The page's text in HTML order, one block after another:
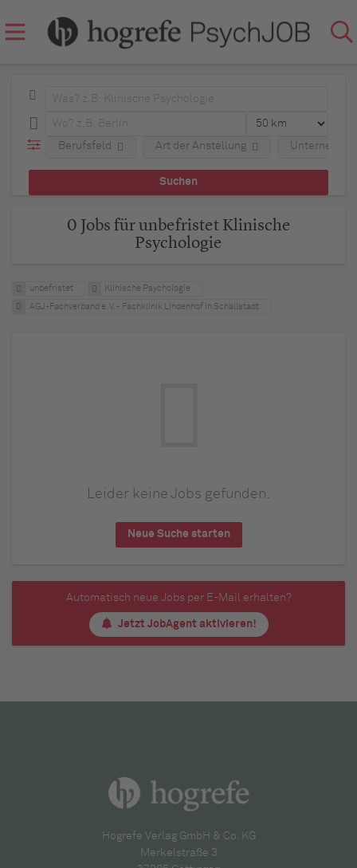
Berufsfeld Art der Anstellung
0 Jobs für unbefristet Klinische
Psychologie
unbefristet Klinische Psychologie
AGJ-Fachverband e. V. - Fachklinik Lindenhof in Schallstadt
Leider keine Jobs gefunden.
Neue Suche starten
Automatisch neue Jobs per E-Mail erhalten?
Jetzt JobAgent aktivieren!
Hogrefe Verlag GmbH & Co. KG
Merkelstraße 3